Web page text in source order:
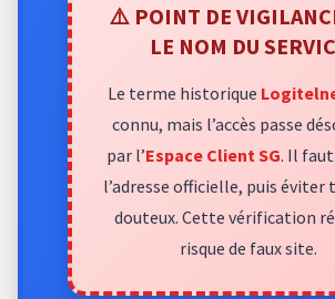
⚠️ POINT DE
LE NOM DU
Le terme historique
connu, mais l’accès passe
par l’Espace Client SG. Il
l’adresse officielle, puis éviter
douteux. Cette vérification
risque de faux site.